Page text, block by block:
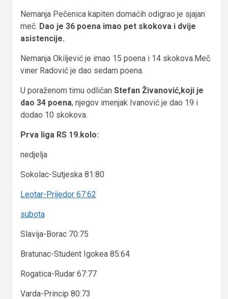
Nemanja Pečenica kapiten domaćih odigrao je sjajan
meč. Dao je 36 poena imao pet skokova i dvije
asistencije.
Nemanja Okiljević je imao 15 poena i 14 skokova.Meč
viner Radović je dao sedam poena.
U poraženom timu odličan Stefan Živanović,koji je
dao 34 poena, njegov imenjak Ivanović je dao 19 i
dodao 10 skokova.
Prva liga RS 19.kolo:
nedjelja
Sokolac-Sutjeska 81:80
Leotar-Prijedor 67:62
subota
Slavija-Borac 70:75
Bratunac-Student Igokea 85:64
Rogatica-Rudar 67:77
Varda-Princip 80:73